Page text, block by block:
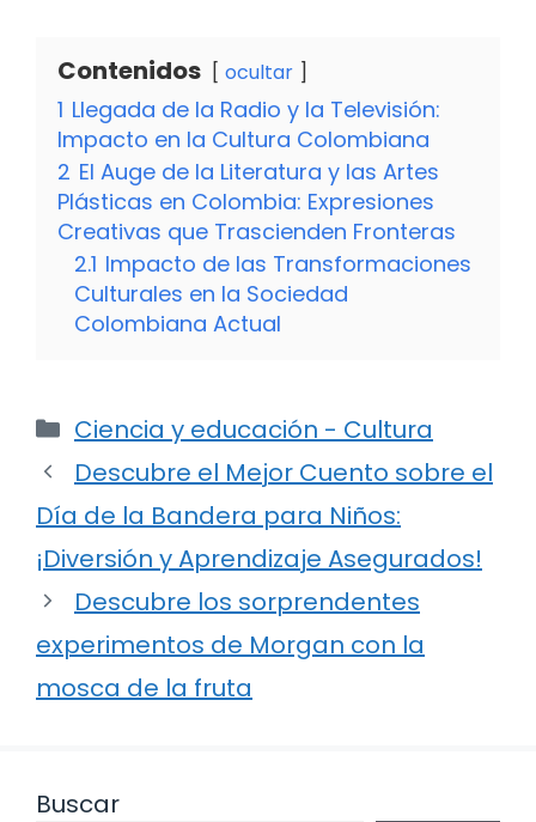
Contenidos ocultar
1 Llegada de la Radio y la Televisión:
Impacto en la Cultura Colombiana
2 El Auge de la Literatura y las Artes
Plásticas en Colombia: Expresiones
Creativas que Trascienden Fronteras
2.1 Impacto de las Transformaciones
Culturales en la Sociedad
Colombiana Actual
Categorías
Ciencia y educación - Cultura
Descubre el Mejor Cuento sobre el
Día de la Bandera para Niños:
¡Diversión y Aprendizaje Asegurados!
Descubre los sorprendentes
experimentos de Morgan con la
mosca de la fruta
Buscar